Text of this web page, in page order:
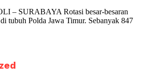
– SURABAYA Rotasi besar-besaran
tubuh Polda Jawa Timur. Sebanyak 847